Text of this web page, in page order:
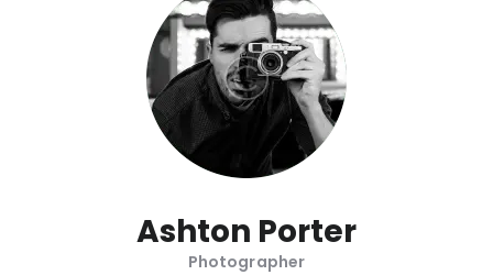
Ashton Porter
Photographer